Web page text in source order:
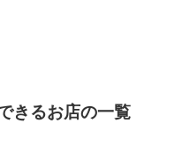
きるお店の一覧